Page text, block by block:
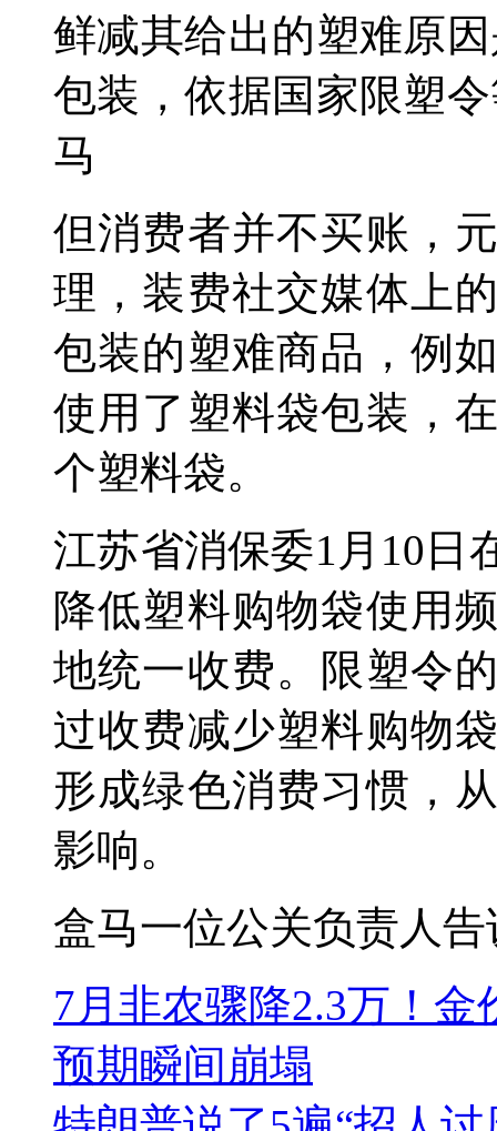
鲜减其给出的塑难原
包装，依据国家限塑
马
但消费者并不买账，
理，装费社交媒体上
包装的塑难商品，例
使用了塑料袋包装，
个塑料袋。
江苏省消保委1月10日
降低塑料购物袋使用
地统一收费。限塑令
过收费减少塑料购物
形成绿色消费习惯，
影响。
盒马一位公关负责人告
7月非农骤降2.3万！
预期瞬间崩塌